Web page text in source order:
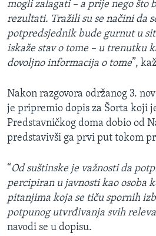
mogli zalagati – a prije nego što
rezultati. Tražili su se načini da
potpredsjednik bude gurnut u
iskaže stav o tome – u trenutku
dovoljno informacija o tome”,
Nakon razgovora održanog 3.
je pripremio dopis za Šorta koji
Predstavničkog doma dobio od
predstavivši ga prvi put tokom
“Od suštinske je važnosti da
percipiran u javnosti kao osoba
pitanjima koja se tiču spornih
potpunog utvrđivanja svih
navodi se u dopisu.